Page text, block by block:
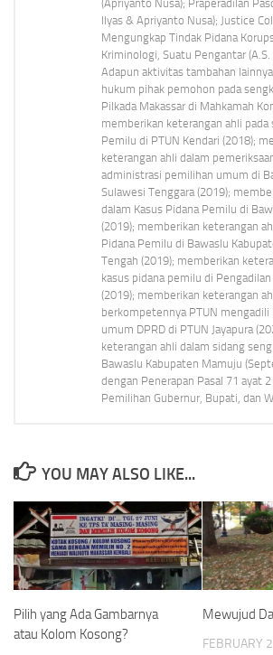
(Apriyanto Nusa); Praperadilan
Ilyas & Apriyanto Nusa); Justice
Mengungkap Tindak Pidana
Kriminologi, Suatu Pengantar
Adapun aktivitas tambahan
hukum pihak pemohon pada
Pilkada Makassar di Mahkamah
memberikan keterangan ahli pada
Pemilu di PTUN Kendari (2018);
keterangan ahli dalam
administrasi pemilihan umum di
Sulawesi Tenggara (2019);
dalam Kasus Pidana Pemilu di
(2019); memberikan keterangan
Pidana Pemilu di Bawaslu
Tengah (2019); memberikan
kasus pidana pemilu di
(2019); memberikan keterangan
berkompetennya PTUN mengadili
umum DPRD di PTUN Jayapura
keterangan ahli dalam sidang
Bawaslu Kabupaten Mamuju
dengan Penerapan Pasal 71 ayat
Pemilihan Gubernur, Bupati, dan
YOU MAY ALSO LIKE...
Pilih yang Ada Gambarnya
atau Kolom Kosong?
Mewujud
FEBRUARY